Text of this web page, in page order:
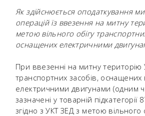
Як здійснюється оподаткування
операцій їз ввезення на митну
метою вільного обігу
оснащених електричними
При ввезенні на митну територію
транспортних засобів,
електричними двигунами (одним
зазначені у товарній
згідно з УКТ ЗЕД з метою вільного